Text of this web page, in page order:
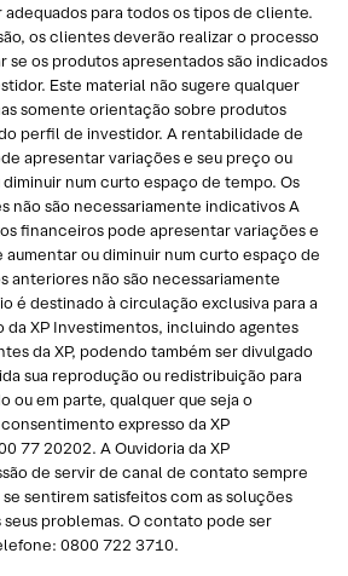
para todos os tipos de cliente.
os clientes deverão realizar o processo
se os produtos apresentados são indicados
Este material não sugere qualquer
somente orientação sobre produtos
perfil de investidor. A rentabilidade de
apresentar variações e seu preço ou
num curto espaço de tempo. Os
não são necessariamente indicativos A
financeiros pode apresentar variações e
ou diminuir num curto espaço de
anteriores não são necessariamente
é destinado à circulação exclusiva para a
XP Investimentos, incluindo agentes
da XP, podendo também ser divulgado
sua reprodução ou redistribuição para
ou em parte, qualquer que seja o
expresso da XP
77 20202. A Ouvidoria da XP
de servir de canal de contato sempre
sentirem satisfeitos com as soluções
seus problemas. O contato pode ser
0800 722 3710.